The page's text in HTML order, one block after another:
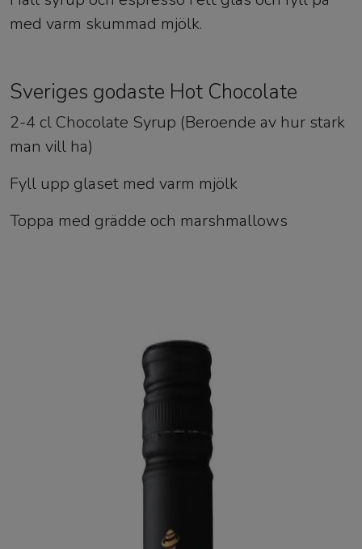
med varm skummad mjölk.
Sveriges godaste Hot Chocolate
2-4 cl Chocolate Syrup (Beroende av hur stark
man vill ha)
Fyll upp glaset med varm mjölk
Toppa med grädde och marshmallows